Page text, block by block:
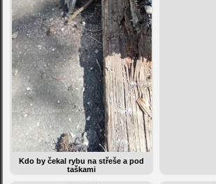
Kdo by čekal rybu na střeše a pod
taškami